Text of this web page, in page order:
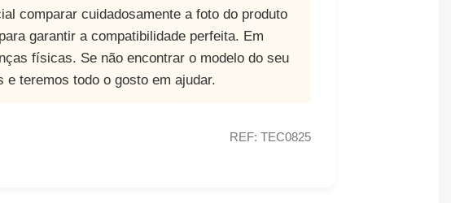
comparar cuidadosamente a foto do produto
garantir a compatibilidade perfeita. Em
físicas. Se não encontrar o modelo do seu
teremos todo o gosto em ajudar.
REF: TEC0825